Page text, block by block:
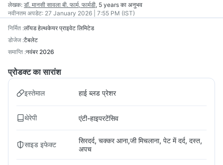
लेखक: डॉ. मानसी सावला बी. फार्म, फार्मडी, 5 years का अनुभव
नवीनतम अपडेट: 27 January 2026 | 7:55 PM (IST)
निर्मित :लॉयड हेल्थकेयर प्राइवेट लिमिटेड
डोजेज :टैबलेट
समाप्ति :नवंबर 2026
प्रोडक्ट का सारांश
इस्तेमाल हाई ब्लड प्रेशर
थेरेपी एंटी-हाइपरटेंसिव
साइड इफेक्ट
सिरदर्द, चक्कर आना,जी मिचलाना, पेट में दर्द, दस्त,
अपच